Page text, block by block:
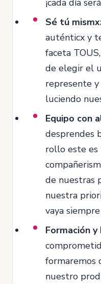
¡cada día
Sé tú
auténticx y
faceta
de elegir el
represente
luciendo
Equipo con
desprendes
rollo este
de nuestras
nuestra
vaya
Formación
formaremos
nuestro